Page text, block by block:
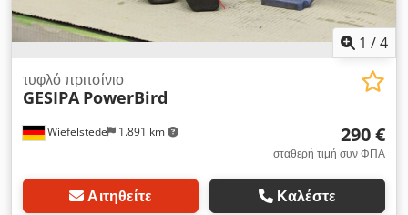
1 /4
Wiefelstede 1.891 km
τυφλό πριτσίνιο
GESIPA PowerBird
290 €
σταθερή τιμή συν ΦΠΑ
Αιτηθείτε Καλέστε